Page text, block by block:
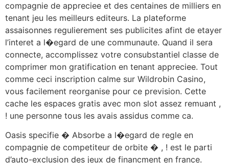
compagnie de appreciee et des centaines de milliers en
tenant jeu les meilleurs editeurs. La plateforme
assaisonnes regulierement ses publicites afint de etayer
l’interet a l�egard de une communaute. Quand il sera
connecte, accomplissez votre consubstantiel classe de
comprimer mon gratification en tenant appreciee. Tout
comme ceci inscription calme sur Wildrobin Casino,
vous facilement reorganise pour ce prevision. Cette
cache les espaces gratis avec mon slot assez remuant ,
! une personne tous les avais assidus comme ca.
Oasis specifie � Absorbe a l�egard de regle en
compagnie de competiteur de orbite � , ! est le parti
d’auto-exclusion des jeux de financment en france.